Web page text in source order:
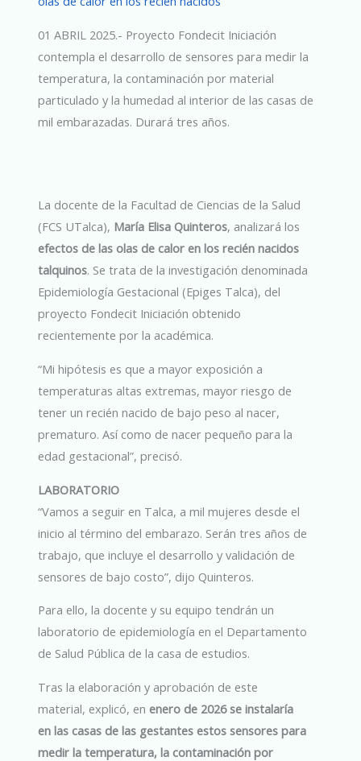
01 ABRIL 2025.- Proyecto Fondecit Iniciación
contempla el desarrollo de sensores para medir la
temperatura, la contaminación por material
particulado y la humedad al interior de las casas de
mil embarazadas. Durará tres años.
La docente de la Facultad de Ciencias de la Salud
(FCS UTalca), María Elisa Quinteros, analizará los
efectos de las olas de calor en los recién nacidos
talquinos. Se trata de la investigación denominada
Epidemiología Gestacional (Epiges Talca), del
proyecto Fondecit Iniciación obtenido
recientemente por la académica.
“Mi hipótesis es que a mayor exposición a
temperaturas altas extremas, mayor riesgo de
tener un recién nacido de bajo peso al nacer,
prematuro. Así como de nacer pequeño para la
edad gestacional”, precisó.
LABORATORIO
“Vamos a seguir en Talca, a mil mujeres desde el
inicio al término del embarazo. Serán tres años de
trabajo, que incluye el desarrollo y validación de
sensores de bajo costo”, dijo Quinteros.
Para ello, la docente y su equipo tendrán un
laboratorio de epidemiología en el Departamento
de Salud Pública de la casa de estudios.
Tras la elaboración y aprobación de este
material, explicó, en enero de 2026 se instalaría
en las casas de las gestantes estos sensores para
medir la temperatura, la contaminación por